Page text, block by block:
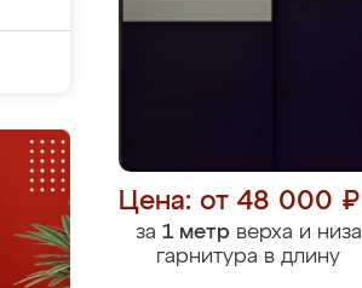
Цена: от 48 000 ₽
за 1 метрверха и низа
гарнитура в длину